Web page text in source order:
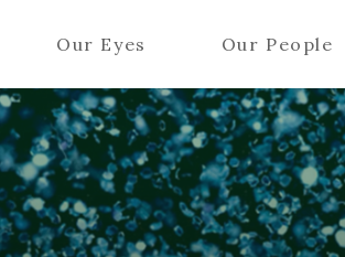
Our Eyes Our People